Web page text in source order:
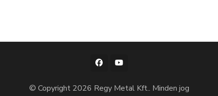
© Copyright 2026 Regy Metal Kft.. Minden jog